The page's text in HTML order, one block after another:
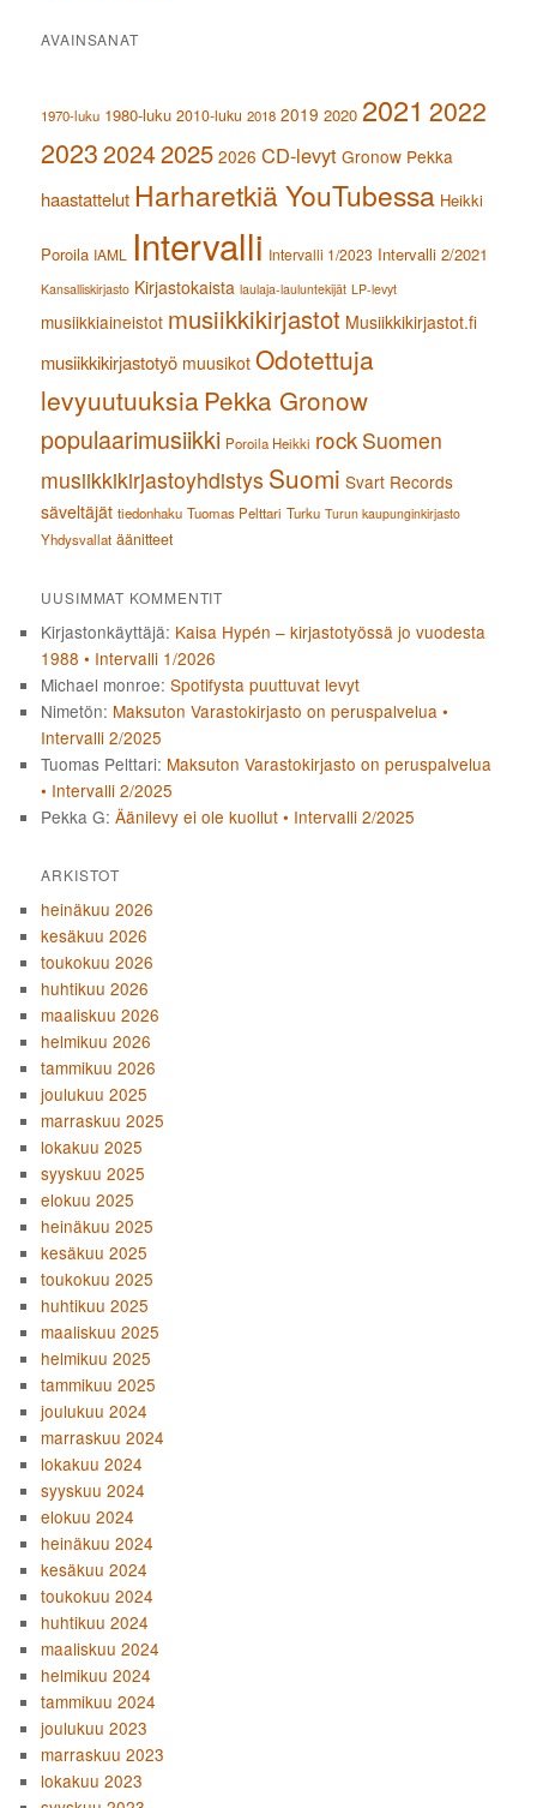
AVAINSANAT
1970-luku 1980-luku 2010-luku 2018 2019 2020 2021 2022
202320242025 2026 CD-levyt Gronow Pekka
haastattelut Harharetkiä YouTubessa Heikki
Poroila IAML Intervalli Intervalli 1/2023 Intervalli 2/2021
Kansalliskirjasto Kirjastokaista laulaja-lauluntekijät LP-levyt
musiikkiaineistot musiikkikirjastot Musiikkikirjastot.fi
musiikkikirjastotyö muusikot Odotettuja
levyuutuuksiaPekka Gronow
populaarimusiikki Poroila Heikki rock Suomen
musiikkikirjastoyhdistys Suomi Svart Records
säveltäjät tiedonhaku Tuomas Pelttari Turku Turun kaupunginkirjasto
Yhdysvallat äänitteet
UUSIMMAT KOMMENTIT
Kirjastonkäyttäjä: Kaisa Hypén – kirjastotyössä jo vuodesta
1988 • Intervalli 1/2026
Michael monroe:Spotifysta puuttuvat levyt
Nimetön: Maksuton Varastokirjasto on peruspalvelua •
Intervalli 2/2025
Tuomas Pelttari: Maksuton Varastokirjasto on peruspalvelua
• Intervalli 2/2025
Pekka G:Äänilevy ei ole kuollut • Intervalli 2/2025
ARKISTOT
heinäkuu 2026
kesäkuu 2026
toukokuu 2026
huhtikuu 2026
maaliskuu 2026
helmikuu 2026
tammikuu 2026
joulukuu 2025
marraskuu 2025
lokakuu 2025
syyskuu 2025
elokuu 2025
heinäkuu 2025
kesäkuu 2025
toukokuu 2025
huhtikuu 2025
maaliskuu 2025
helmikuu 2025
tammikuu 2025
joulukuu 2024
marraskuu 2024
lokakuu 2024
syyskuu 2024
elokuu 2024
heinäkuu 2024
kesäkuu 2024
toukokuu 2024
huhtikuu 2024
maaliskuu 2024
helmikuu 2024
tammikuu 2024
joulukuu 2023
marraskuu 2023
lokakuu 2023